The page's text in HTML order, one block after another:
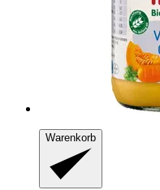
Warenkorb